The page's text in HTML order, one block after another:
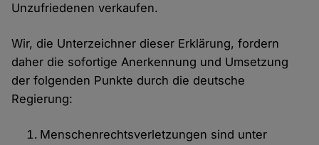
Unzufriedenen verkaufen.
Wir, die Unterzeichner dieser Erklärung, fordern
daher die sofortige Anerkennung und Umsetzung
der folgenden Punkte durch die deutsche
Regierung:
Menschenrechtsverletzungen sind unter